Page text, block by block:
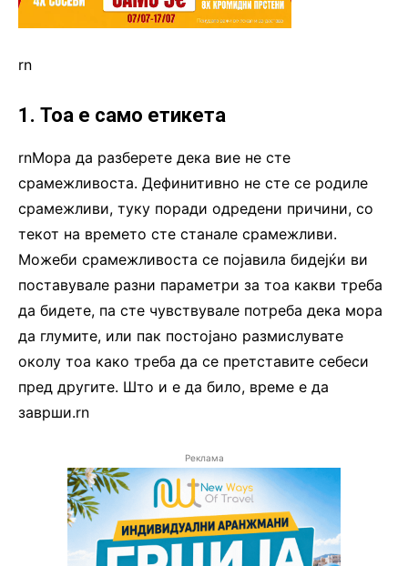
rn
1. Тоа е само етикета
rnМора да разберете дека вие не сте
срамежливоста. Дефинитивно не сте се родиле
срамежливи, туку поради одредени причини, со
текот на времето сте станале срамежливи.
Можеби срамежливоста се појавила бидејќи ви
поставувале разни параметри за тоа какви треба
да бидете, па сте чувствувале потреба дека мора
да глумите, или пак постојано размислувате
околу тоа како треба да се претставите себеси
пред другите. Што и е да било, време е да
заврши.rn
Реклама